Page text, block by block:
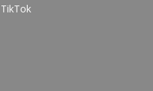
TikTok